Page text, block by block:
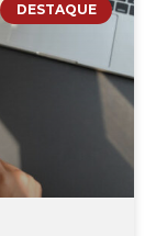
DESTAQUE